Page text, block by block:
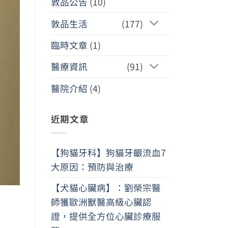
敦品生活
(177)
臨時文章 (1)
醫療資訊
(91)
醫院介紹 (4)
近期文章
【狗貓牙科】狗貓牙齦流血7
大原因：預防與治療
【犬貓心臟病】：劉榮宗醫
師獲歐洲獸醫高級心臟認
證，提供全方位心臟診療服